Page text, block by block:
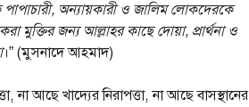
অন্যায়কারী ও জালিম লোকদেরকে
জন্য আল্লাহর কাছে দোয়া, প্রার্থনা ও
।” (মুসনাদে আহমাদ)
আছে খাদ্যের নিরাপত্তা, না আছে বাসস্থানের